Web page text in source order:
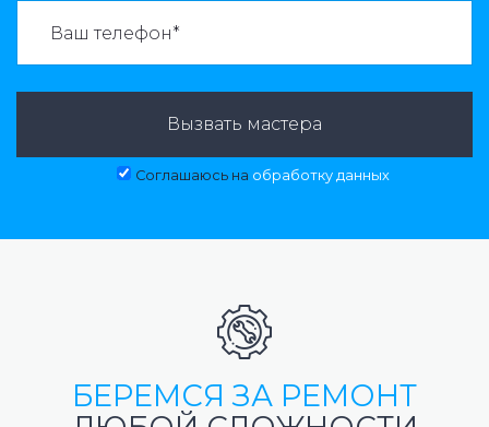
Вызвать мастера
Соглашаюсь на обработку данных
БЕРЕМСЯ ЗА РЕМОНТ